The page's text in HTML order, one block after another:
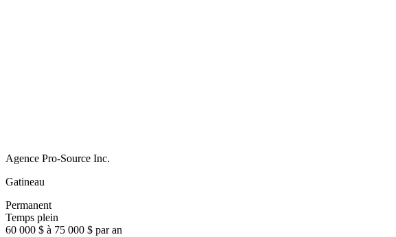
Agence Pro-Source Inc.
Gatineau
Permanent
Temps plein
60 000 $ à 75 000 $ par an